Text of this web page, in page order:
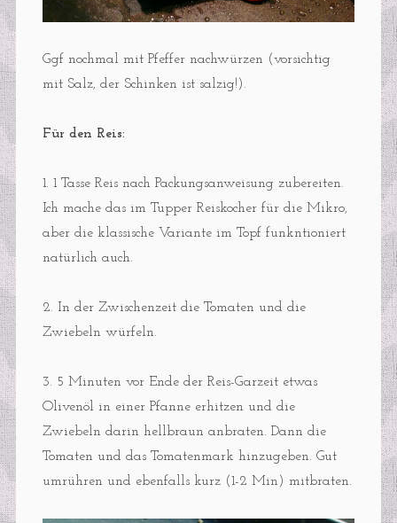
Ggf nochmal mit Pfeffer nachwürzen (vorsichtig
mit Salz, der Schinken ist salzig!).
Für den Reis:
1. 1 Tasse Reis nach Packungsanweisung zubereiten.
Ich mache das im Tupper Reiskocher für die Mikro,
aber die klassische Variante im Topf funkntioniert
natürlich auch.
2. In der Zwischenzeit die Tomaten und die
Zwiebeln würfeln.
3. 5 Minuten vor Ende der Reis-Garzeit etwas
Olivenöl in einer Pfanne erhitzen und die
Zwiebeln darin hellbraun anbraten. Dann die
Tomaten und das Tomatenmark hinzugeben. Gut
umrühren und ebenfalls kurz (1-2 Min) mitbraten.